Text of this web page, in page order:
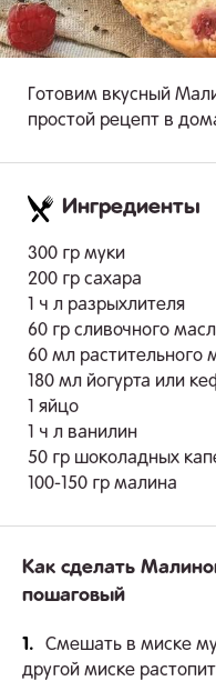
Готовим вкусный
простой рецепт в
Ингредиенты
300 гр муки
200 гр сахара
1 ч л разрыхлителя
60 гр сливочного
60 мл растительного
180 мл йогурта или
1 яйцо
1 ч л ванилин
50 гр шоколадных
100-150 гр малина
Как сделать
пошаговый
1.
Смешать в миске
другой миске